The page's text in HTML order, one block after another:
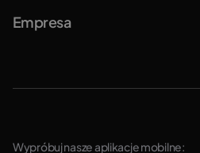
Empresa
Wypróbuj nasze aplikacje mobilne: